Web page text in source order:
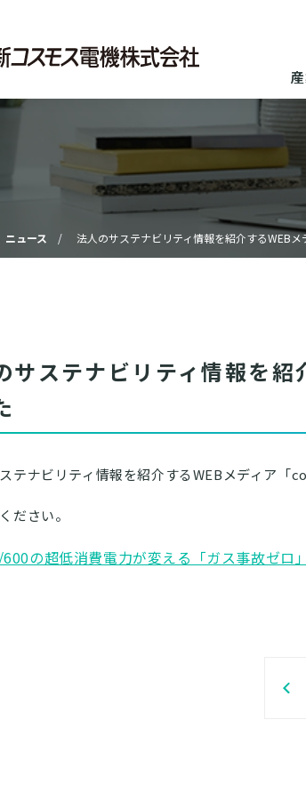
ニュース 法人のサステナビリティ情報を紹介するWEB
サステナビリティ情報を
テナビリティ情報を紹介するWEBメディア「
ださい。
の超低消費電力が変える「ガス事故ゼロ